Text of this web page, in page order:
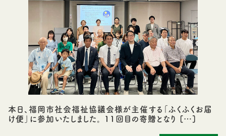
本日、福岡市社会福祉協議会様が主催する「ふくふくお届
け便」に参加いたしました。 11回目の寄贈となり […]